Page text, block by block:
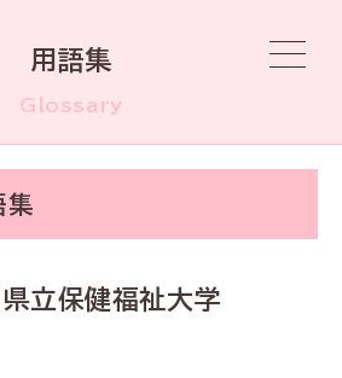
用語集
Glossary
集
立保健福祉大学